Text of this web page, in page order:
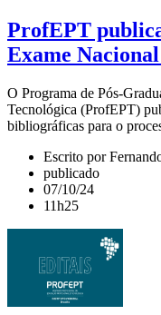
ProfEPT
Exame
O Programa de Pós-
Tecnológica (ProfEPT)
bibliográficas para o
Escrito por
publicado
07/10/24
11h25